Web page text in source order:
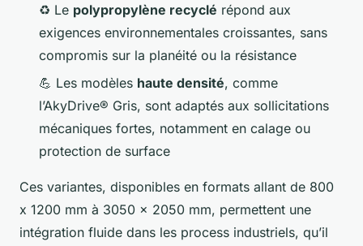
♻️ Le polypropylène recyclé répond aux
exigences environnementales croissantes, sans
compromis sur la planéité ou la résistance
💪 Les modèles haute densité, comme
l’AkyDrive® Gris, sont adaptés aux sollicitations
mécaniques fortes, notamment en calage ou
protection de surface
Ces variantes, disponibles en formats allant de 800
x 1200 mm à 3050 x 2050 mm, permettent une
intégration fluide dans les process industriels, qu’il